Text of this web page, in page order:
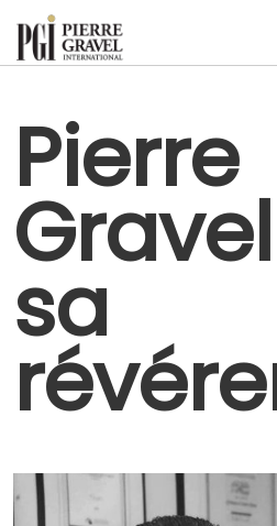
Événements
À
EN
Pierre
sa